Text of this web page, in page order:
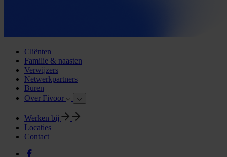
Cliënten
Familie & naasten
Verwijzers
Netwerkpartners
Buren
Over Fivoor
Werken bij
Locaties
Contact